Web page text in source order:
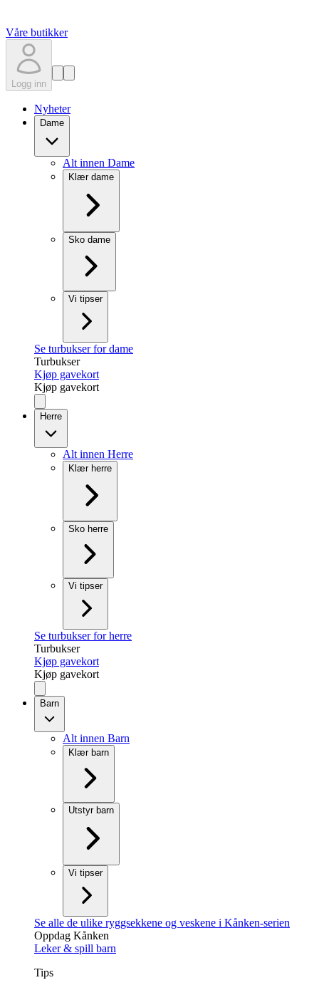
Våre butikker
Logg inn
Nyheter
Dame
Alt innen Dame
Klær dame
Sko dame
Vi tipser
Se turbukser for dame
Turbukser
Kjøp gavekort
Kjøp gavekort
Herre
Alt innen Herre
Klær herre
Sko herre
Vi tipser
Se turbukser for herre
Turbukser
Kjøp gavekort
Kjøp gavekort
Barn
Alt innen Barn
Klær barn
Utstyr barn
Vi tipser
Se alle de ulike ryggsekkene og veskene i Kånken-serien
Oppdag Kånken
Leker & spill barn
Tips